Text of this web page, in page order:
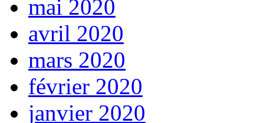
mai 2020
avril 2020
mars 2020
février 2020
janvier 2020